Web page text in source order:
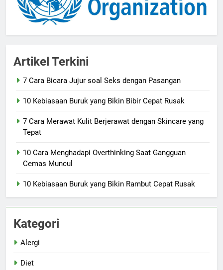
Artikel Terkini
7 Cara Bicara Jujur soal Seks dengan Pasangan
10 Kebiasaan Buruk yang Bikin Bibir Cepat Rusak
7 Cara Merawat Kulit Berjerawat dengan Skincare yang
Tepat
10 Cara Menghadapi Overthinking Saat Gangguan
Cemas Muncul
10 Kebiasaan Buruk yang Bikin Rambut Cepat Rusak
Kategori
Alergi
Diet